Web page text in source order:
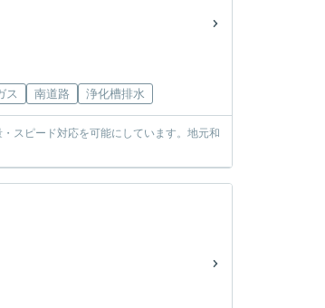
ス 南道路 浄化槽排水
スピード対応を可能にしています。地元和